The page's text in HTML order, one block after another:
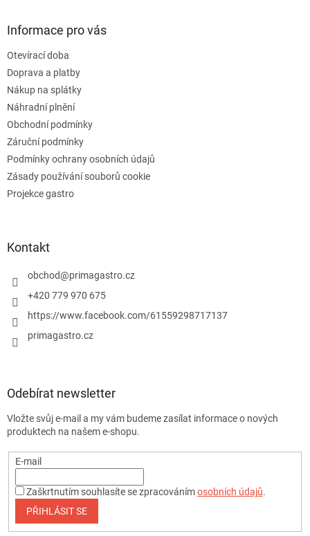
i
Informace pro vás
Otevírací doba
Doprava a platby
Nákup na splátky
Náhradní plnění
Obchodní podmínky
Záruční podmínky
Podmínky ochrany osobních údajů
Zásady používání souborů cookie
Projekce gastro
Kontakt
obchod@primagastro.cz
+420 779 970 675
https://www.facebook.com/61559298717137
primagastro.cz
Odebírat newsletter
Vložte svůj e-mail a my vám budeme zasílat informace o nových
produktech na našem e-shopu.
E-mail
Zaškrtnutím souhlasíte se zpracovánímosobních údajů.
PŘIHLÁSIT SE